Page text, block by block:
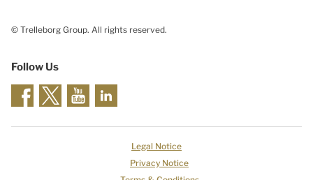
© Trelleborg Group. All rights reserved.
Follow Us
Legal Notice
Privacy Notice